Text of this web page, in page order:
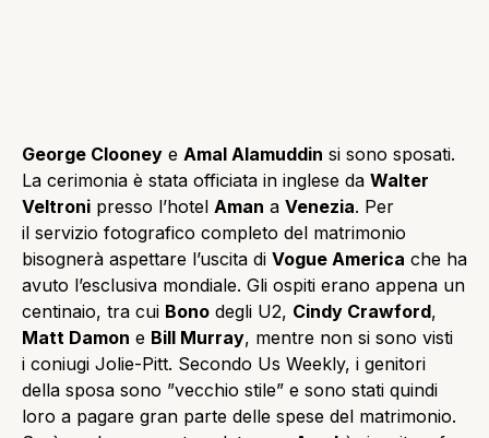
George Clooney e Amal Alamuddin si sono sposati.
La cerimonia è stata officiata in inglese da Walter
Veltroni presso l’hotel Aman a Venezia. Per
il servizio fotografico completo del matrimonio
bisognerà aspettare l’uscita di Vogue America che ha
avuto l’esclusiva mondiale. Gli ospiti erano appena un
centinaio, tra cui Bono degli U2, Cindy Crawford,
Matt Damon e Bill Murray, mentre non si sono visti
i coniugi Jolie-Pitt. Secondo Us Weekly, i genitori
della sposa sono ”vecchio stile” e sono stati quindi
loro a pagare gran parte delle spese del matrimonio.